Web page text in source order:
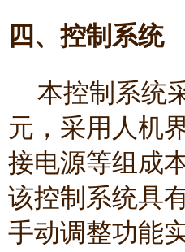
四、控制系统
本控制系统
元，采用人机
接电源等组成
该控制系统具
手动调整功能